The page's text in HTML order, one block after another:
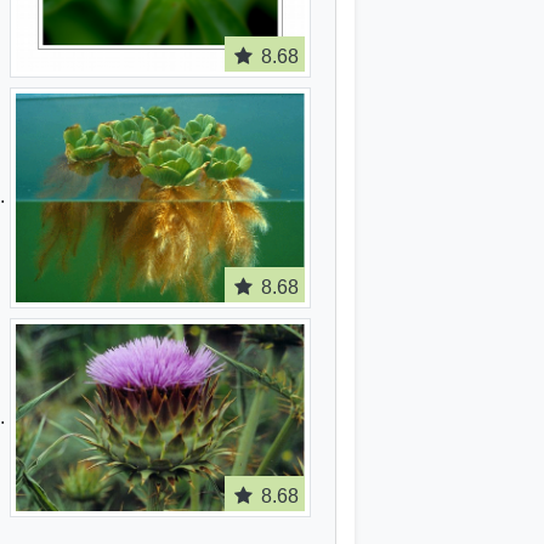
8.68
8.68
8.68